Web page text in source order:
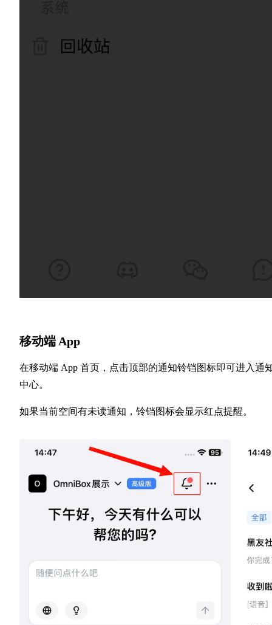
移动端 App
在移动端 App 首页，点击顶部的通知铃铛图标即可进入通
中心。
如果当前空间有未读通知，铃铛图标会显示红点提醒。